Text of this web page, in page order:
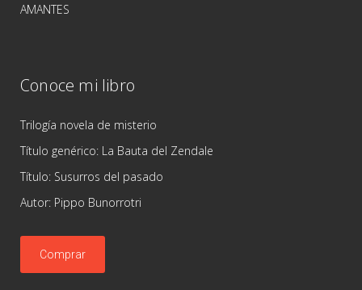
AMANTES
Conoce mi libro
Trilogía novela de misterio
Título genérico: La Bauta del Zendale
Título: Susurros del pasado
Autor: Pippo Bunorrotri
Comprar